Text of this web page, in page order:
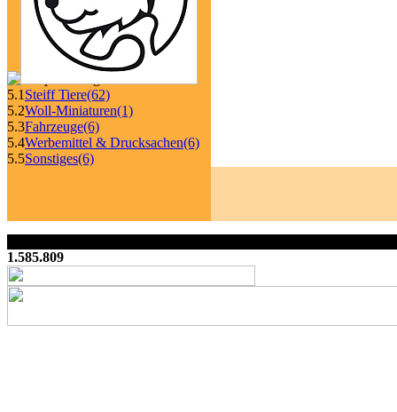
5.1 Steiff Tiere(62)
5.2Woll-Miniaturen(1)
5.3Fahrzeuge(6)
5.4Werbemittel & Drucksachen(6)
5.5Sonstiges(6)
1.585.809